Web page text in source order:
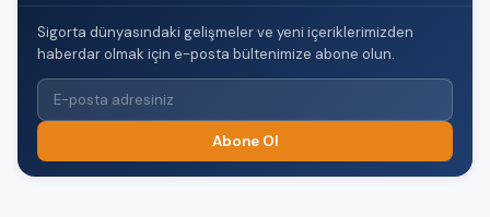
Sigorta dünyasındaki gelişmeler ve yeni içeriklerimizden
haberdar olmak için e-posta bültenimize abone olun.
Abone Ol